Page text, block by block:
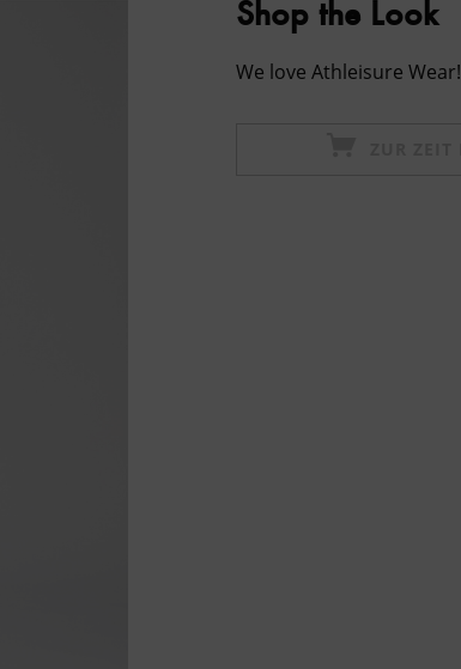
Shop the Look
We love Athleisure Wear!